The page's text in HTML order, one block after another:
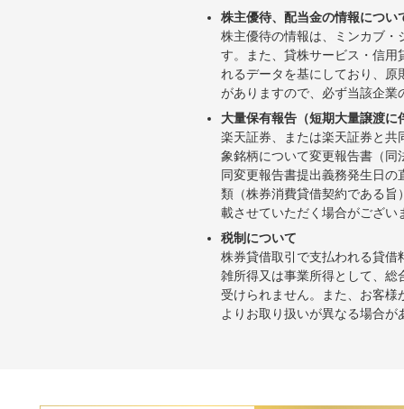
株主優待、配当金の情報につい
株主優待の情報は、ミンカブ
す。また、貸株サービス・信
れるデータを基にしており、
がありますので、必ず当該企
大量保有報告（短期大量譲渡
楽天証券、または楽天証券と
象銘柄について変更報告書（
同変更報告書提出義務発生日
類（株券消費貸借契約である
載させていただく場合がござ
税制について
株券貸借取引で支払われる貸
雑所得又は事業所得として、
受けられません。また、お客
よりお取り扱いが異なる場合